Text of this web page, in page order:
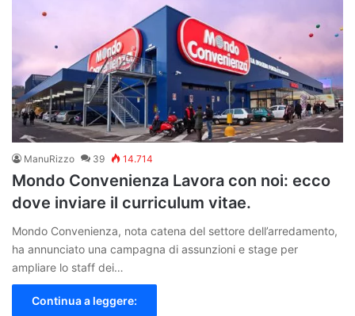
ManuRizzo 39 14.714
Mondo Convenienza Lavora con noi: ecco
dove inviare il curriculum vitae.
Mondo Convenienza, nota catena del settore dell’arredamento,
ha annunciato una campagna di assunzioni e stage per
ampliare lo staff dei…
Continua a leggere: